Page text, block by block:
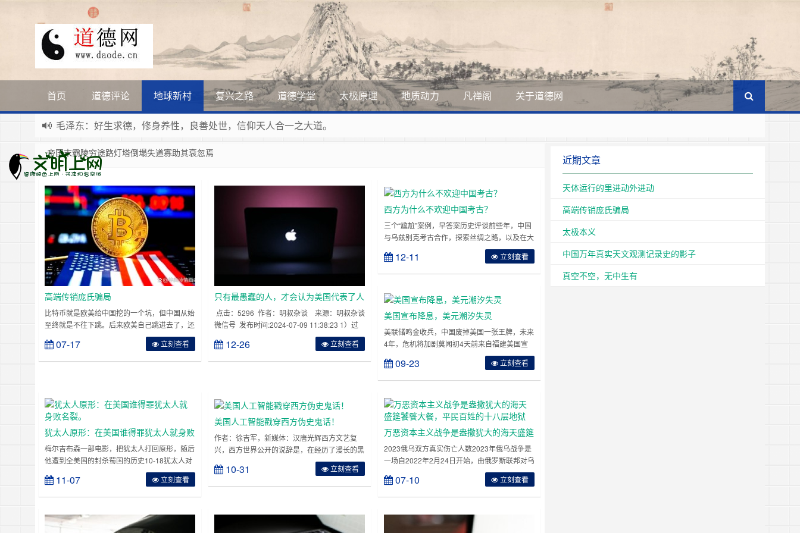
首页 道德评论 地球新村 复兴之路 道德学堂 太极原理 地质动力 凡禅阁 关于道德网
毛泽东：好生求德，修身养性，良善处世，信仰天人合一之大道。
习近平：引导人们向往和追求讲道德、尊道德、守道德的生活，让13亿人的每一分子都成为传播中华美德、中华文化的主体。
寰宇繁星如瀚彩，人生亘古一凡尘。禅境天籁聆妙曲，匠心斫琴弦自鸣。
帝国末霸陵穷途路灯塔倒塌失道寡助其衰忽焉
高端传销庞氏骗局
比特币就是欧美给中国挖的一个坑，但中国从始
至终就是不往下跳。后来欧美自己跳进去了，还
跟中国说：“你看，很安全，没有事吧。”这话听
着像段子，但把时间线拉回十几年前再看，简直
就是现实版的“挖坑把自己埋了”。2008 年全球
神秘人发了篇白皮书，搞出了比特币。说什么去
中心……
07-17 立刻查看
只有最愚蠢的人，才会认为美国代表了人
类主流文明
点击：5296 作者：明叔杂谈 来源：明叔杂谈
微信号 发布时间:2024-07-09 11:38:23 1）过
去几年，我写了很多批评美国的文章。我批评美
国，不是因为“反美”，更不可能是因为“无知”。
我本人就是学英语的，我看美国的电视和报纸跟
12-26 立刻查看
西方为什么不欢迎中国考古？
三个“尴尬”案例，早答案历史评谈前些年，中国
与乌兹别克考古合作，探索丝绸之路，以及在大
漠戈壁上寻找“月氏族”留下的历史痕迹，最终取
得了诸多成果，比如考古发现契纳尔特佩遗址、
撒马尔罕撒扎干遗址、拜松拉巴特遗址等等。按
义。然而，不久前英国《经济学人》杂志与美国
12-11 立刻查看
美国宣布降息，美元潮汐失灵
美联储鸣金收兵，中国废掉美国一张王牌，未来
4年，危机将加剧莫闻初4天前来自福建美国宣
布降息，美元潮汐失灵“九一八”是全体中国人都
刻骨铭心的一个日子，93年前的那天，日本帝
国主义发起了对中国的全面侵略战争，对中国犯
么叫落后就要挨打。而现在，“九一八”又成为了
一个让美国政客刻骨铭心的……
09-23 立刻查看
犹太人原形：在美国谁得罪犹太人就身败
名裂。
梅尔吉布森一部电影，把犹太人打回原形，随后
他遭到全美国的封杀蜀国的历史10-18犹太人对
于宣传阵地的控制力量是相当惊人的。巴以冲突
发生后，国内的媒体上就出现了大量带节奏、拉
偏架的声音，这些大多都是拿着犹太人的钱发贴
是数一数二的。不但在我们国内如此，在西方更
11-07 立刻查看
美国人工智能戳穿西方伪史鬼话！
作者：徐吉军，新媒体：汉唐光辉西方文艺复
兴，西方世界公开的说辞是，在经历了漫长的黑
暗中世纪之后，欧洲人通过翻译阿拉伯人的著
作，找到了古代文明的火种，重燃西方文明发展
的动力。即便是站在西方立场上为之辩护的人，
伯人的著作，到底有多大可信度？阿拉伯帝……
10-31 立刻查看
万恶资本主义战争是盎撒犹大的海天盛筵
饕餮大餐，平民百姓的十八层地狱
2023俄乌双方真实伤亡人数2023年俄乌战争是
一场自2022年2月24日开始，由俄罗斯联邦对乌
克兰发动的全面入侵，导致了双方数十万人的伤
亡和巨大的人道主义危机。这场战争的背景缘由
众多，包括苏联解体后该区域的乌克兰化、去俄
分裂、“北约东扩”引发俄罗斯的不安全感、俄罗
07-10 立刻查看
近期文章
天体运行的里进动外进动
高端传销庞氏骗局
太极本义
中国万年真实天文观测记录史的影子
真空不空，无中生有